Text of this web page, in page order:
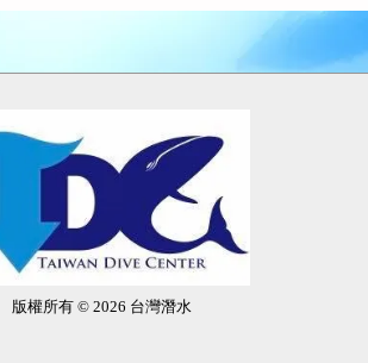
版權所有 © 2026 台灣潛水